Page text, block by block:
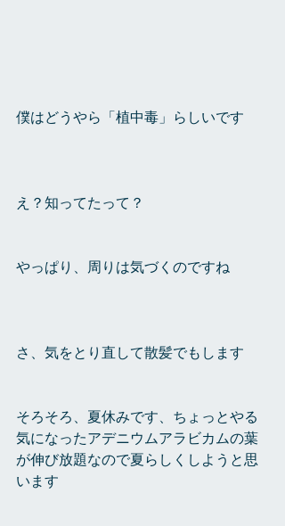
僕はどうやら「植中毒」らしいです
え？知ってたって？
やっぱり、周りは気づくのですね
さ、気をとり直して散髪でもします
そろそろ、夏休みです、ちょっとやる
気になったアデニウムアラビカムの葉
が伸び放題なので夏らしくしようと思
います